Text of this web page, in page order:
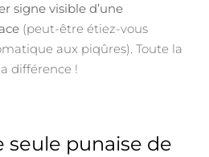
signe visible d’une
(peut-être étiez-vous
aux piqûres). Toute la
différence !
seule punaise de